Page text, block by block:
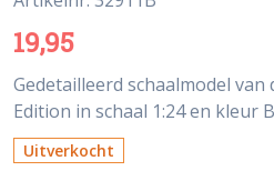
19,95
Gedetailleerd schaalmodel van
Edition in schaal 1:24 en kleur
Uitverkocht